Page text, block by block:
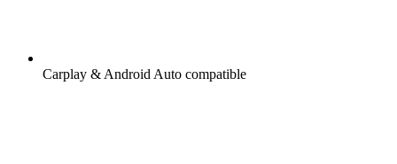
Carplay & Android Auto compatible